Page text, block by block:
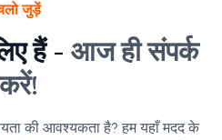
जुड़ें
हैं - आज ही संपर्क
की आवश्यकता है? हम यहाँ मदद के